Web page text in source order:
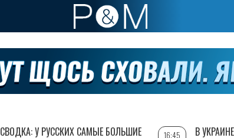
СВОДКА: У РУССКИХ САМЫЕ БОЛЬШИЕ
16:45
В